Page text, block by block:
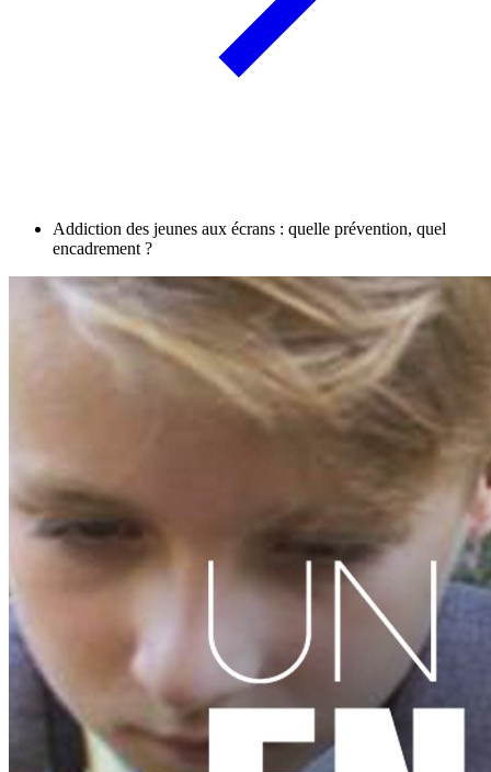
Addiction des jeunes aux écrans : quelle prévention, quel
encadrement ?